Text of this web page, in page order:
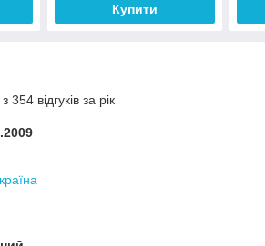
Купити
відгуків за рік